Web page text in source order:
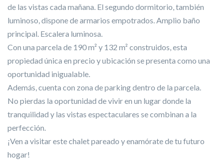
de las vistas cada mañana. El segundo dormitorio, también
luminoso, dispone de armarios empotrados. Amplio baño
principal. Escalera luminosa.
Con una parcela de 190 m² y 132 m² construidos, esta
propiedad única en precio y ubicación se presenta como una
oportunidad inigualable.
Además, cuenta con zona de parking dentro de la parcela.
No pierdas la oportunidad de vivir en un lugar donde la
tranquilidad y las vistas espectaculares se combinan a la
perfección.
¡Ven a visitar este chalet pareado y enamórate de tu futuro
hogar!